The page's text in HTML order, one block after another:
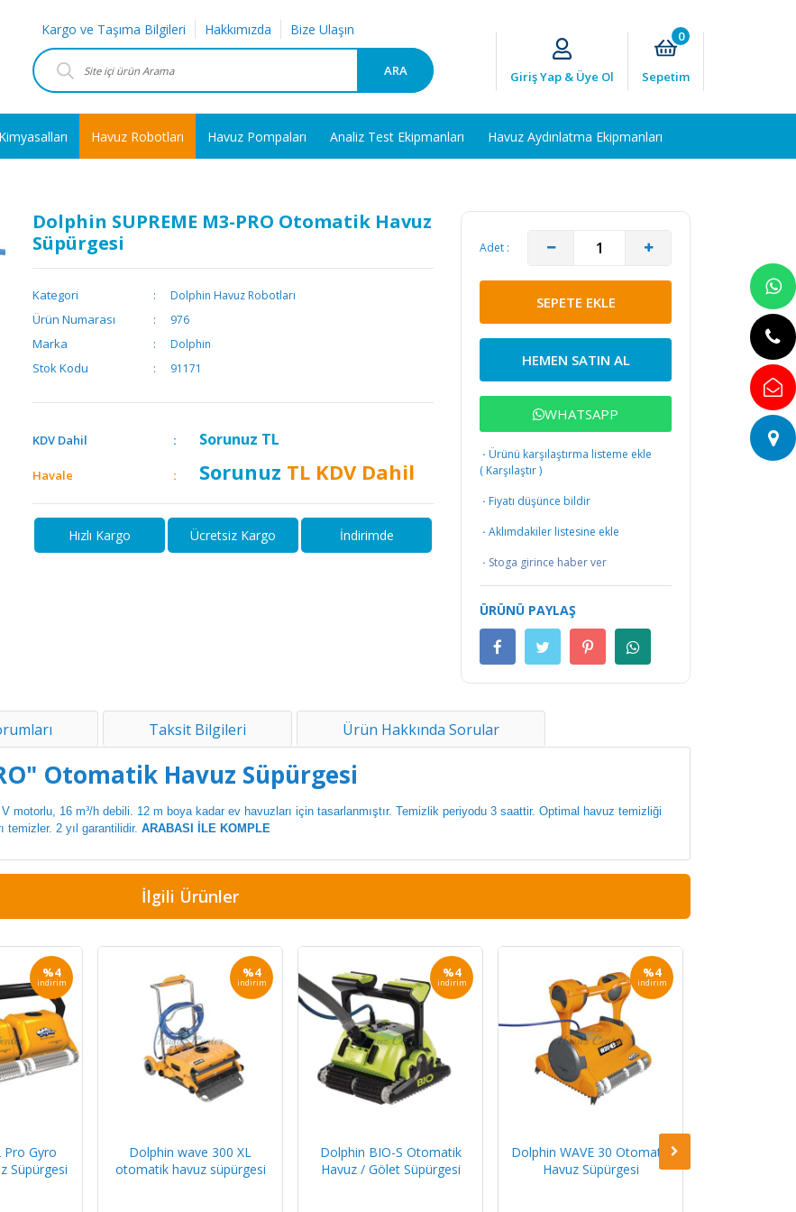
Kargo ve Taşıma Bilgileri Hakkımızda Bize Ulaşın
ARA Giriş Yap & Üye Ol
0
Sepetim
Havuz Robotları Havuz Pompaları Analiz Test Ekipmanları Havuz Aydınlatma Ekipmanları
Dolphin SUPREME M3-PRO Otomatik Havuz
Süpürgesi
Kategori Dolphin Havuz Robotları
Ürün Numarası 976
Marka Dolphin
Stok Kodu 91171
KDV Dahil Sorunuz TL
Havale Sorunuz TL KDV Dahil
Hızlı Kargo Ücretsiz Kargo İndirimde
Adet :
SEPETE EKLE
HEMEN SATIN AL
WHATSAPP
· Ürünü karşılaştırma listeme ekle
( Karşılaştır)
· Fiyatı düşünce bildir
· Aklımdakiler listesine ekle
· Stoga girince haber ver
ÜRÜNÜ PAYLAŞ
Taksit Bilgileri Ürün Hakkında Sorular
Otomatik Havuz Süpürgesi
motorlu, 16 m³/h debili. 12 m boya kadar ev havuzları için tasarlanmıştır. Temizlik periyodu 3 saattir. Optimal havuz temizliği
temizler. 2 yıl garantilidir. ARABASI İLE KOMPLE
İlgili Ürünler
%4
indirim
Pro Gyro
Süpürgesi
%4
indirim
Dolphin wave 300 XL
otomatik havuz süpürgesi
%4
indirim
Dolphin BIO-S Otomatik
Havuz / Gölet Süpürgesi
%4
indirim
Dolphin WAVE 30 Otomatik
Havuz Süpürgesi